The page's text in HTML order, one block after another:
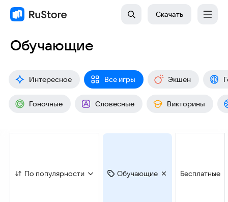
Скачать
Обучающие
Интересное Все игры Экшен
Гоночные Словесные Викторины
По популярности Обучающие Бесплатные